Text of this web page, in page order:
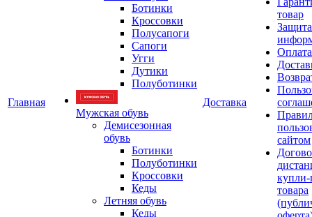
Главная
Ботинки
Кроссовки
Полусапоги
Сапоги
Угги
Дутики
Полуботинки
Мужская обувь
Демисезонная
обувь
Ботинки
Полуботинки
Кроссовки
Кеды
Летняя обувь
Кеды
Доставка
товар
Защита
Оплата
сайтом
товара